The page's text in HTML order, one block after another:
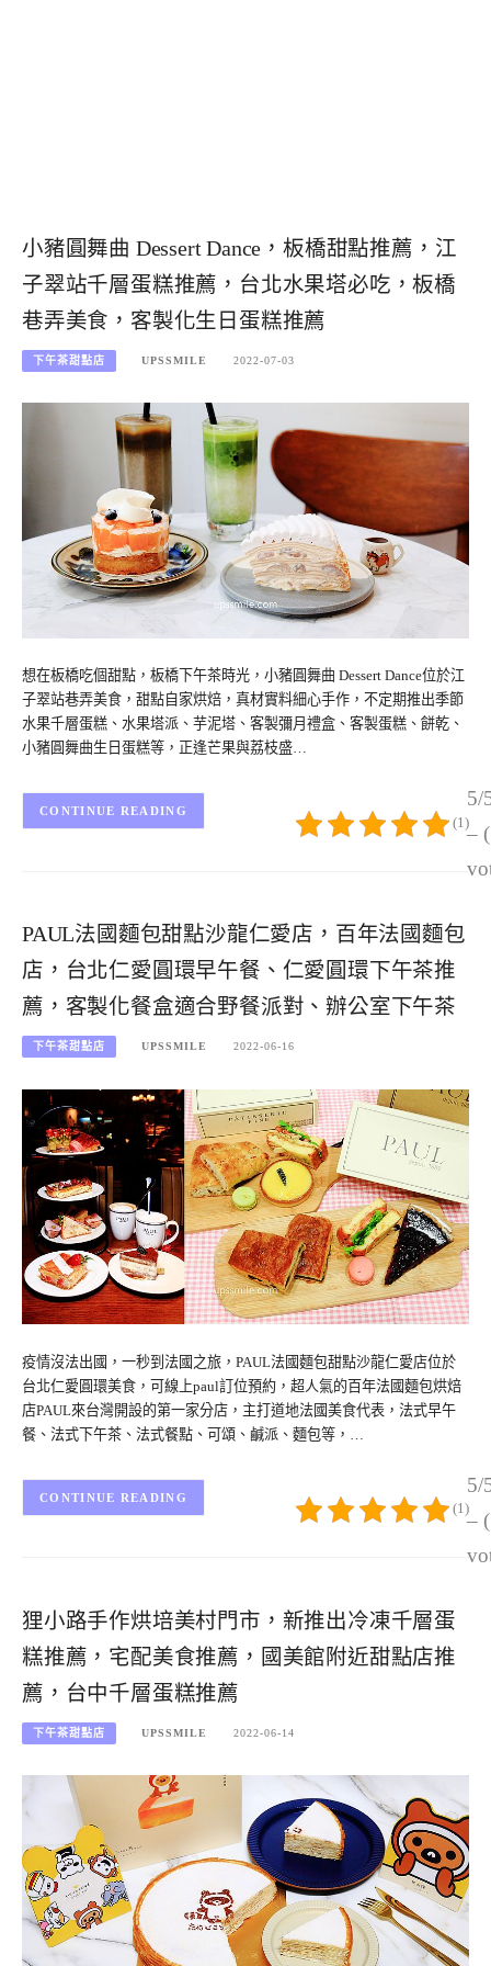
小豬圓舞曲 Dessert Dance，板橋甜點推薦，江
子翠站千層蛋糕推薦，台北水果塔必吃，板橋
巷弄美食，客製化生日蛋糕推薦
下午茶甜點店 UPSSMILE 2022-07-03
想在板橋吃個甜點，板橋下午茶時光，小豬圓舞曲 Dessert Dance位於江
子翠站巷弄美食，甜點自家烘焙，真材實料細心手作，不定期推出季節
水果千層蛋糕、水果塔派、芋泥塔、客製彌月禮盒、客製蛋糕、餅乾、
小豬圓舞曲生日蛋糕等，正逢芒果與荔枝盛…
5/
–
(1)
CONTINUE READING
PAUL法國麵包甜點沙龍仁愛店，百年法國麵包
店，台北仁愛圓環早午餐、仁愛圓環下午茶推
薦，客製化餐盒適合野餐派對、辦公室下午茶
下午茶甜點店 UPSSMILE 2022-06-16
疫情沒法出國，一秒到法國之旅，PAUL法國麵包甜點沙龍仁愛店位於
台北仁愛圓環美食，可線上paul訂位預約，超人氣的百年法國麵包烘焙
店PAUL來台灣開設的第一家分店，主打道地法國美食代表，法式早午
餐、法式下午茶、法式餐點、可頌、鹹派、麵包等，…
5/
–
(1)
CONTINUE READING
狸小路手作烘培美村門市，新推出冷凍千層蛋
糕推薦，宅配美食推薦，國美館附近甜點店推
薦，台中千層蛋糕推薦
下午茶甜點店 UPSSMILE 2022-06-14